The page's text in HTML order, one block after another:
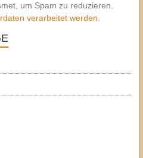
um Spam zu reduzieren.
verarbeitet werden.